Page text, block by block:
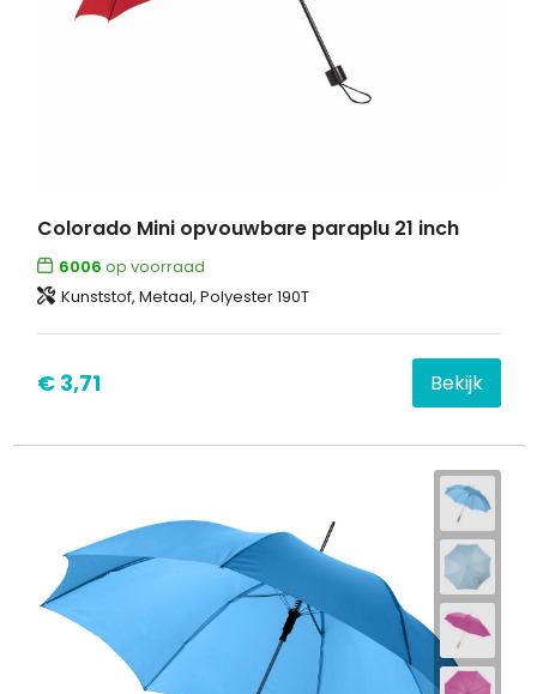
Colorado Mini opvouwbare paraplu 21 inch
6006 op voorraad
Kunststof, Metaal, Polyester 190T
€ 3,71 Bekijk